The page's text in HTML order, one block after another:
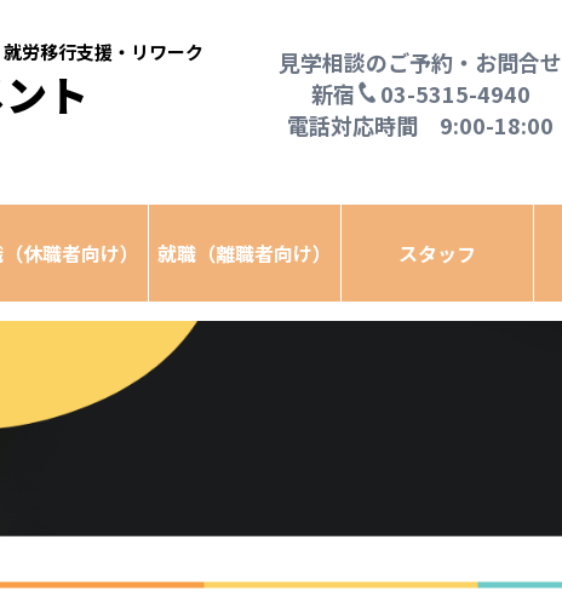
労移行支援・リワーク
ト
見学相談のご予約・お問合せ
新宿
03-5315-4940
電話対応時間 9:00-18:00
休職者向け） 就職（離職者向け） スタッフ